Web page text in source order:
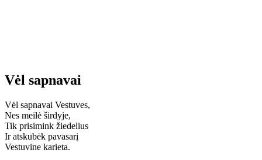
Vėl sapnavai
Vėl sapnavai Vestuves,
Nes meilė širdyje,
Tik prisimink žiedelius
Ir atskubėk pavasarį
Vestuvine karieta.